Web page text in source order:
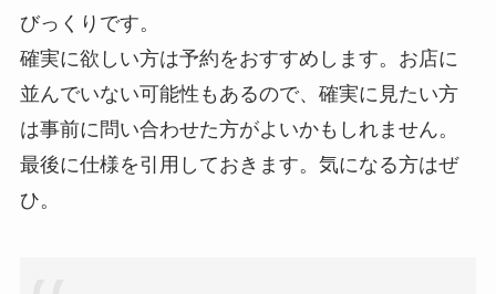
びっくりです。
確実に欲しい方は予約をおすすめします。お店に
並んでいない可能性もあるので、確実に見たい方
は事前に問い合わせた方がよいかもしれません。
最後に仕様を引用しておきます。気になる方はぜ
ひ。